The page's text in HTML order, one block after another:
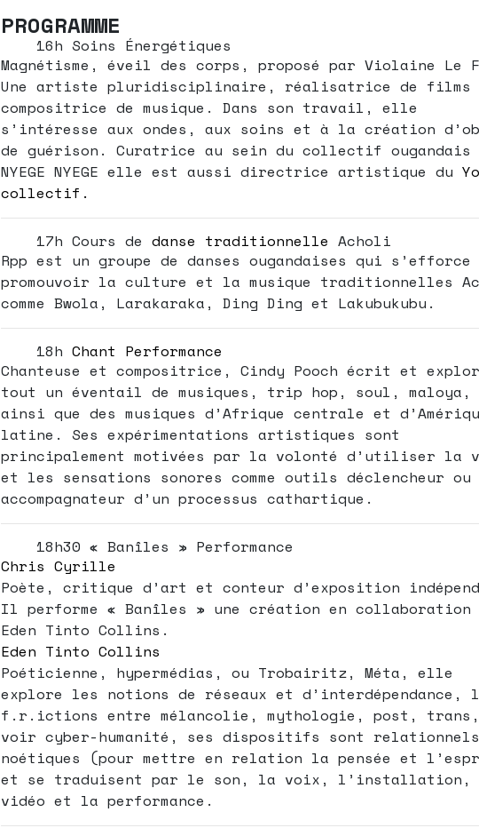
PROGRAMME
16h Soins Énergétiques
Magnétisme, éveil des corps, proposé par Violaine Le
Une artiste pluridisciplinaire, réalisatrice de films
compositrice de musique. Dans son travail, elle
s’intéresse aux ondes, aux soins et à la création
de guérison. Curatrice au sein du collectif ougandais
NYEGE NYEGE elle est aussi directrice artistique du
collectif.
17h Cours de danse traditionnelle Acholi
Rpp est un groupe de danses ougandaises qui s’efforce
promouvoir la culture et la musique traditionnelles
comme Bwola, Larakaraka, Ding Ding et Lakubukubu.
18h Chant Performance
Chanteuse et compositrice, Cindy Pooch écrit et
tout un éventail de musiques, trip hop, soul, maloya,
ainsi que des musiques d’Afrique centrale et
latine. Ses expérimentations artistiques sont
principalement motivées par la volonté d’utiliser la
et les sensations sonores comme outils déclencheur ou
accompagnateur d’un processus cathartique.
18h30 « Banîles » Performance
Chris Cyrille
Poète, critique d’art et conteur d’exposition
Il performe « Banîles » une création en collaboration
Eden Tinto Collins.
Eden Tinto Collins
Poéticienne, hypermédias, ou Trobairitz, Méta, elle
explore les notions de réseaux et d’interdépendance,
f.r.ictions entre mélancolie, mythologie, post, trans,
voir cyber-humanité, ses dispositifs sont
noétiques (pour mettre en relation la pensée et
et se traduisent par le son, la voix, l’installation,
vidéo et la performance.